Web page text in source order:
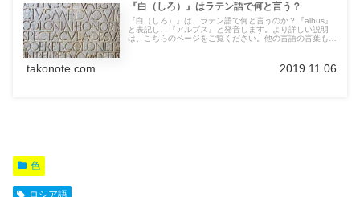
『白（しろ）』はラテン語で何と言う？
『白（しろ）』は、ラテン語で何と言うのか？『albus』
と表記し、『アルブス』と発音します。より詳しい説明
は、こちらのページをご覧ください。他の言語の言葉も紹
takonote.com 2019.11.06
色
ロシア語